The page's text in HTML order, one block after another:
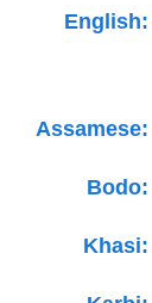
English:
Assamese:
Bodo:
Khasi: